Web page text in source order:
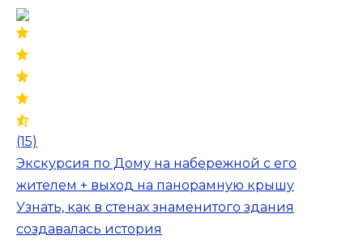
(15)
Экскурсия по Дому на набережной с его
жителем + выход на панорамную крышу
Узнать, как в стенах знаменитого здания
создавалась история